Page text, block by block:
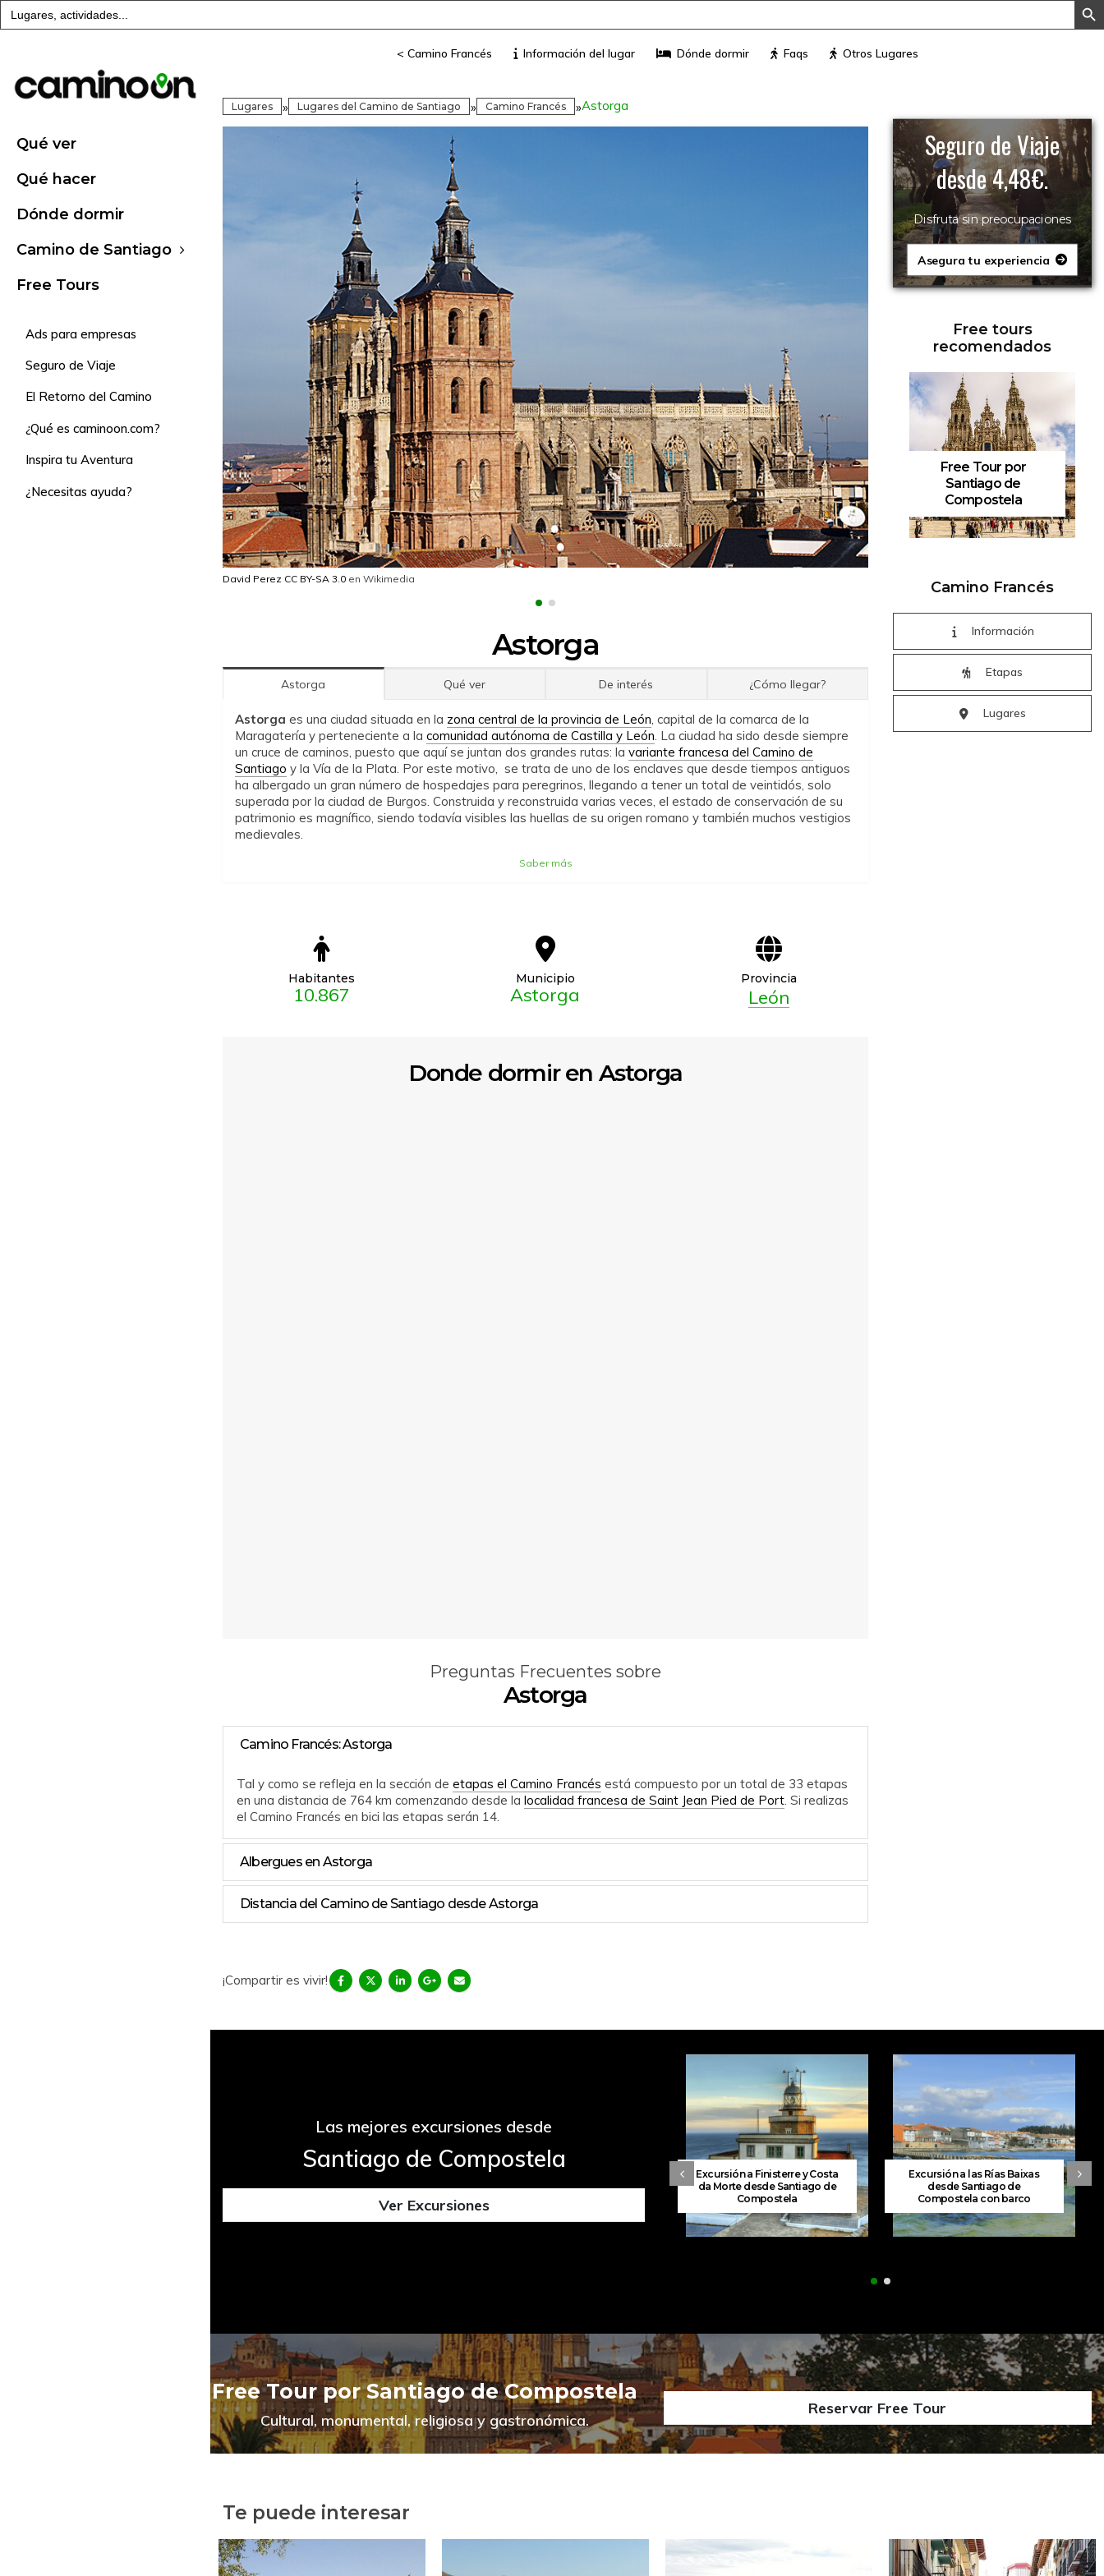
Buscar:
Qué ver
Qué hacer
Dónde dormir
Camino de Santiago
Free Tours
Ads para empresas
Seguro de Viaje
El Retorno del Camino
¿Qué es caminoon.com?
Inspira tu Aventura
¿Necesitas ayuda?
< Camino Francés Información del lugar Dónde dormir Faqs Otros Lugares
Lugares » Lugares del Camino de Santiago » Camino Francés »Astorga
David Perez CC BY-SA 3.0 en Wikimedia Random username 083794703875938 CC0
Astorga
Astorga Qué ver De interés ¿Cómo llegar?
Astorga es una ciudad situada en la zona central de la provincia de León, capital de la comarca de la
Maragatería y perteneciente a la comunidad autónoma de Castilla y León. La ciudad ha sido desde siempre
un cruce de caminos, puesto que aquí se juntan dos grandes rutas: la variante francesa del Camino de
Santiago y la Vía de la Plata. Por este motivo, se trata de uno de los enclaves que desde tiempos antiguos
ha albergado un gran número de hospedajes para peregrinos, llegando a tener un total de veintidós, solo
superada por la ciudad de Burgos. Construida y reconstruida varias veces, el estado de conservación de su
patrimonio es magnífico, siendo todavía visibles las huellas de su origen romano y también muchos vestigios
medievales.
Saber más
Habitantes
10.867
Municipio
Astorga
Provincia
León
Donde dormir en Astorga
Preguntas Frecuentes sobre
Astorga
Camino Francés: Astorga
Tal y como se refleja en la sección de etapas el Camino Francés está compuesto por un total de 33 etapas
en una distancia de 764 km comenzando desde la localidad francesa de Saint Jean Pied de Port. Si realizas
el Camino Francés en bici las etapas serán 14.
Albergues en Astorga
Distancia del Camino de Santiago desde Astorga
¡Compartir es vivir!
Seguro de Viaje
desde 4,48€.
Disfruta sin preocupaciones
Asegura tu experiencia
Free tours
recomendados
Free Tour por
Santiago de
Compostela
Camino Francés
Información
Etapas
Lugares
Las mejores excursiones desde
Santiago de Compostela
Ver Excursiones
Excursión a las Rías Baixas
desde Santiago de
Compostela con barco
desde Santiago de
Excursión a Finisterre y Costa
da Morte desde Santiago de
Compostela
Excursión a las Rías Baixas
desde Santiago de
Compostela con barco
Free Tour por Santiago de Compostela
Cultural, monumental, religiosa y gastronómica.
Reservar Free Tour
Te puede interesar